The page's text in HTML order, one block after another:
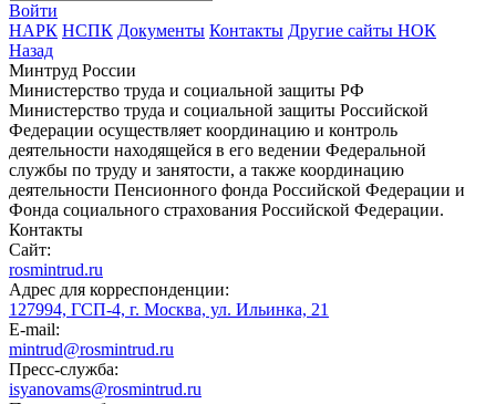
Войти
НАРК НСПК Документы Контакты Другие сайты НОК
Назад
Минтруд России
Министерство труда и социальной защиты РФ
Министерство труда и социальной защиты Российской
Федерации осуществляет координацию и контроль
деятельности находящейся в его ведении Федеральной
службы по труду и занятости, а также координацию
деятельности Пенсионного фонда Российской Федерации и
Фонда социального страхования Российской Федерации.
Контакты
Сайт:
rosmintrud.ru
Адрес для корреспонденции:
127994, ГСП-4, г. Москва, ул. Ильинка, 21
E-mail:
mintrud@rosmintrud.ru
Пресс-служба:
isyanovams@rosmintrud.ru